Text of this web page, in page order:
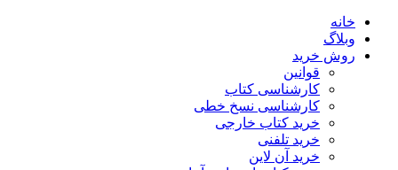
خانه
وبلاگ
روش خرید
قوانین
کارشناسی کتاب
کارشناسی نسخ خطی
خرید کتاب خارجی
خرید تلفنی
خرید آن لاین